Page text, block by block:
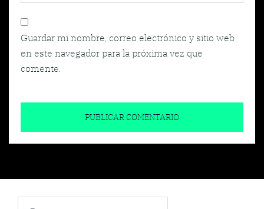
Guardar mi nombre, correo electrónico y sitio web
en este navegador para la próxima vez que
comente.